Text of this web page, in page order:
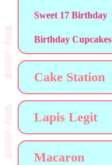
Sweet 17 Birthday
Birthday Cupcakes
Cake Station
Lapis Legit
Macaron